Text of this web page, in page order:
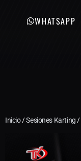
WHATSAPP
Inicio/Sesiones Karting /